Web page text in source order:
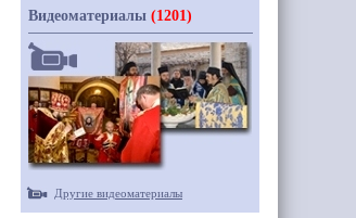
Видеоматериалы (1201)
Другие видеоматериалы